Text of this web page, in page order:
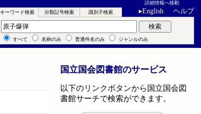
詳細情報へ移動
▸English ヘルプ
キーワード検索 分類記号検索 識別子検索
キーワード検索 検索
すべて 名称のみ 普通件名のみ ジャンルのみ
国立国会図書館のサービス
以下のリンクボタンから国立国会図
書館サーチで検索ができます。